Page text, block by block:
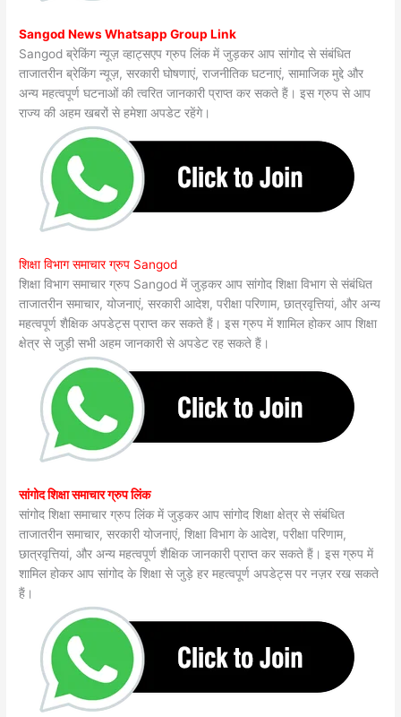
Sangod News Whatsapp Group Link
Sangod ब्रेकिंग न्यूज़ व्हाट्सएप ग्रुप लिंक में जुड़कर आप सांगोद से संबंधित
ताजातरीन ब्रेकिंग न्यूज़, सरकारी घोषणाएं, राजनीतिक घटनाएं, सामाजिक मुद्दे और
अन्य महत्वपूर्ण घटनाओं की त्वरित जानकारी प्राप्त कर सकते हैं। इस ग्रुप से आप
राज्य की अहम खबरों से हमेशा अपडेट रहेंगे।
शिक्षा विभाग समाचार ग्रुप Sangod
शिक्षा विभाग समाचार ग्रुप Sangod में जुड़कर आप सांगोद शिक्षा विभाग से संबंधित
ताजातरीन समाचार, योजनाएं, सरकारी आदेश, परीक्षा परिणाम, छात्रवृत्तियां, और अन्य
महत्वपूर्ण शैक्षिक अपडेट्स प्राप्त कर सकते हैं। इस ग्रुप में शामिल होकर आप शिक्षा
क्षेत्र से जुड़ी सभी अहम जानकारी से अपडेट रह सकते हैं।
सांगोद शिक्षा समाचार ग्रुप लिंक
सांगोद शिक्षा समाचार ग्रुप लिंक में जुड़कर आप सांगोद शिक्षा क्षेत्र से संबंधित
ताजातरीन समाचार, सरकारी योजनाएं, शिक्षा विभाग के आदेश, परीक्षा परिणाम,
छात्रवृत्तियां, और अन्य महत्वपूर्ण शैक्षिक जानकारी प्राप्त कर सकते हैं। इस ग्रुप में
शामिल होकर आप सांगोद के शिक्षा से जुड़े हर महत्वपूर्ण अपडेट्स पर नज़र रख सकते
हैं।